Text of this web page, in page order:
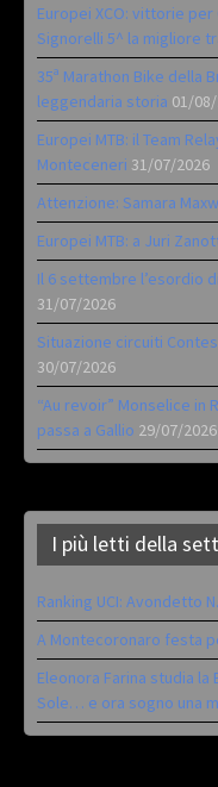
Europei XCO: vittorie per
Signorelli 5^ la migliore
35ª Marathon Bike della
leggendaria storia 01/
Europei MTB: il Team
Monteceneri 31/07/2026
Attenzione: Samara
Europei MTB: a Juri
Il 6 settembre l’esordio
31/07/2026
Situazione circuiti
30/07/2026
“Au revoir” Monselice in
passa a Gallio 29/07/2026
I più letti della
Ranking UCI: Avondetto
A Montecoronaro festa
Eleonora Farina studia la
Sole… e ora sogno una